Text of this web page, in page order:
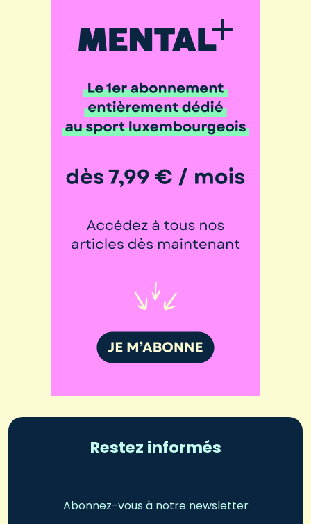
Restez informés
Abonnez-vous à notre newsletter